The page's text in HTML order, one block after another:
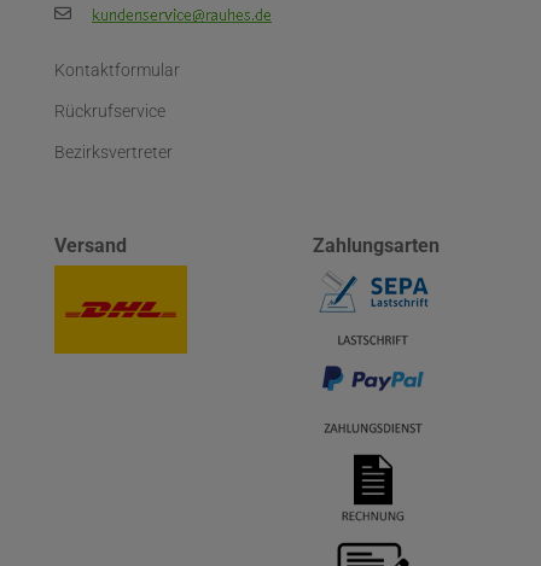
Kontaktformular
Rückrufservice
Bezirksvertreter
Versand Zahlungsarten